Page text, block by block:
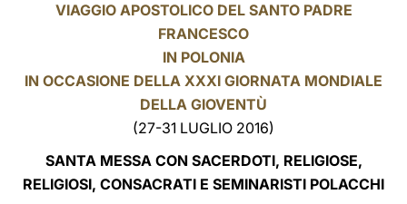
VIAGGIO APOSTOLICO DEL SANTO PADRE
FRANCESCO
IN POLONIA
IN OCCASIONE DELLA XXXI GIORNATA MONDIALE
DELLA GIOVENTÙ
(27-31 LUGLIO 2016)
SANTA MESSA CON SACERDOTI, RELIGIOSE,
RELIGIOSI, CONSACRATI E SEMINARISTI POLACCHI